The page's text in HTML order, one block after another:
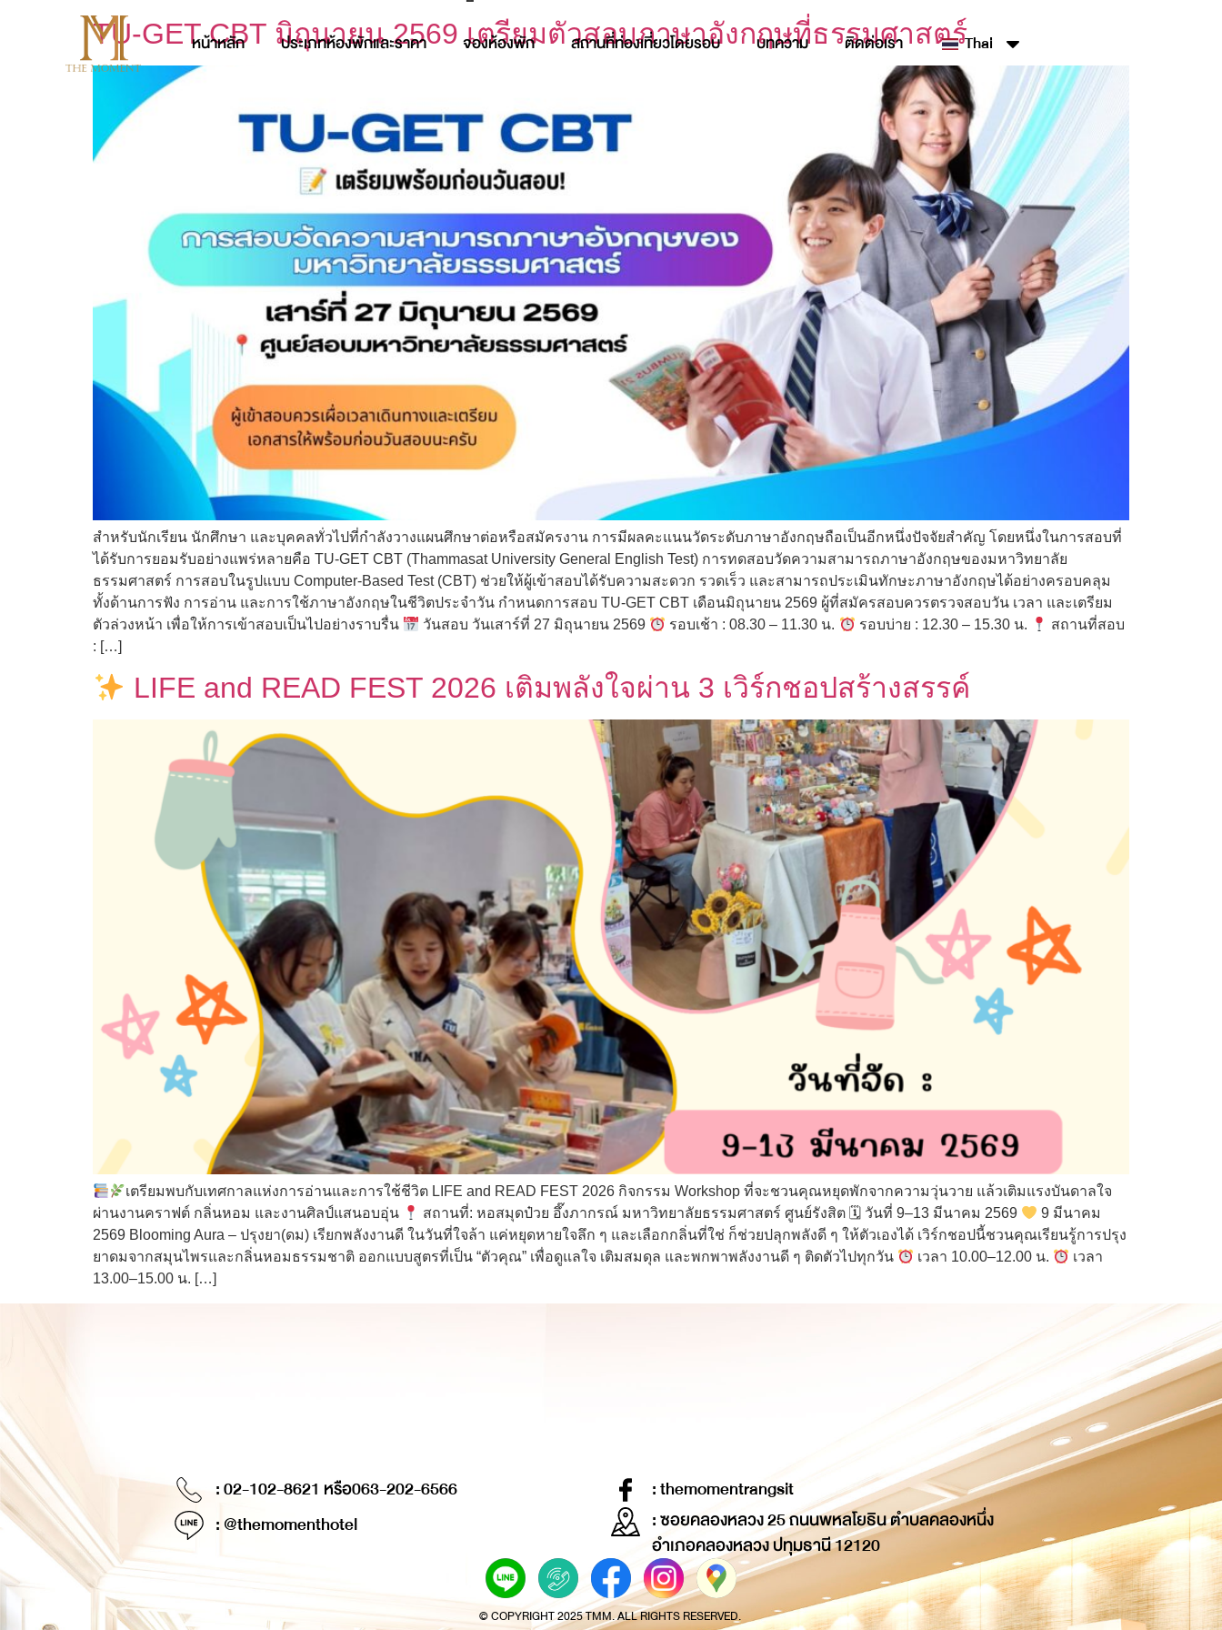
หน้าหลัก ประเภทห้องพักและราคา จองห้องพัก สถานที่ท่องเที่ยวโดยรอบ บทความ ติดต่อเรา Thai
TU-GET CBT มิถุนายน 2569 เตรียมตัวสอบภาษาอังกฤษที่ธรรมศาสตร์
สำหรับนักเรียน นักศึกษา และบุคคลทั่วไปที่กำลังวางแผนศึกษาต่อหรือสมัครงาน การมีผลคะแนนวัดระดับภาษาอังกฤษถือเป็นอีกหนึ่งปัจจัยสำคัญ โดยหนึ่งในการสอบที่
ได้รับการยอมรับอย่างแพร่หลายคือ TU-GET CBT (Thammasat University General English Test) การทดสอบวัดความสามารถภาษาอังกฤษของมหาวิทยาลัย
ธรรมศาสตร์ การสอบในรูปแบบ Computer-Based Test (CBT) ช่วยให้ผู้เข้าสอบได้รับความสะดวก รวดเร็ว และสามารถประเมินทักษะภาษาอังกฤษได้อย่างครอบคลุม
ทั้งด้านการฟัง การอ่าน และการใช้ภาษาอังกฤษในชีวิตประจำวัน กำหนดการสอบ TU-GET CBT เดือนมิถุนายน 2569 ผู้ที่สมัครสอบควรตรวจสอบวัน เวลา และเตรียม
ตัวล่วงหน้า เพื่อให้การเข้าสอบเป็นไปอย่างราบรื่น
วันสอบ วันเสาร์ที่ 27 มิถุนายน 2569 รอบเช้า : 08.30 – 11.30 น. รอบบ่าย : 12.30 – 15.30 น.
สถานที่สอบ
: […]
LIFE and READ FEST 2026 เติมพลังใจผ่าน 3 เวิร์กชอปสร้างสรรค์
เตรียมพบกับเทศกาลแห่งการอ่านและการใช้ชีวิต LIFE and READ FEST 2026 กิจกรรม Workshop ที่จะชวนคุณหยุดพักจากความวุ่นวาย แล้วเติมแรงบันดาลใจ
ผ่านงานคราฟต์ กลิ่นหอม และงานศิลป์แสนอบอุ่น
สถานที่: หอสมุดป๋วย อึ๊งภากรณ์ มหาวิทยาลัยธรรมศาสตร์ ศูนย์รังสิต 🗓 วันที่ 9–13 มีนาคม 2569
9 มีนาคม
2569 Blooming Aura – ปรุงยา(ดม) เรียกพลังงานดี ในวันที่ใจล้า แค่หยุดหายใจลึก ๆ และเลือกกลิ่นที่ใช่ ก็ช่วยปลุกพลังดี ๆ ให้ตัวเองได้ เวิร์กชอปนี้ชวนคุณเรียนรู้การปรุง
ยาดมจากสมุนไพรและกลิ่นหอมธรรมชาติ ออกแบบสูตรที่เป็น “ตัวคุณ” เพื่อดูแลใจ เติมสมดุล และพกพาพลังงานดี ๆ ติดตัวไปทุกวัน
เวลา 10.00–12.00 น.
เวลา
13.00–15.00 น. […]
: 02-102-8621 หรือ063-202-6566
: @themomenthotel
: themomentrangsit
: ซอยคลองหลวง 25 ถนนพหลโยธิน ตำบลคลองหนึ่ง
อำเภอคลองหลวง ปทุมธานี 12120
© COPYRIGHT 2025 TMM. ALL RIGHTS RESERVED.